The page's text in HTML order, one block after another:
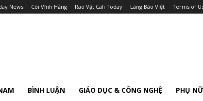
News Cõi Vĩnh Hằng Rao Vặt Cali Today Làng Báo Việt Terms of
BÌNH LUẬN GIÁO DỤC & CÔNG NGHỆ PHỤ NỮ